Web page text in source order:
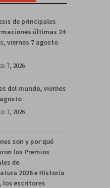
de principales
últimas 24
viernes 7 agosto
7, 2026
del mundo, viernes
7, 2026
son y por qué
los Premios
de
2026 e Historia
los escritores